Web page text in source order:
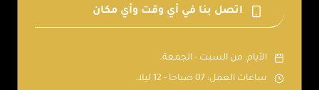
اتصل بنا في أي وقت وأي مكان
الأيام: من السبت - الجمعة.
ساعات العمل: 07 صباحا - 12 ليلا.